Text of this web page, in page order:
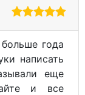
года
написать
еще
и все